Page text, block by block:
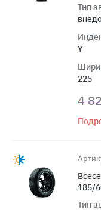
Тип
Y
225
4
185/
Тип